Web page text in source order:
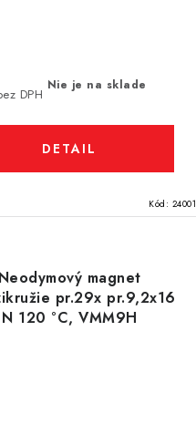
Nie je na sklade
DPH
DETAIL
Kód: 24001
Neodymový magnet
pr.29x pr.9,2x16
N 120 °C, VMM9H